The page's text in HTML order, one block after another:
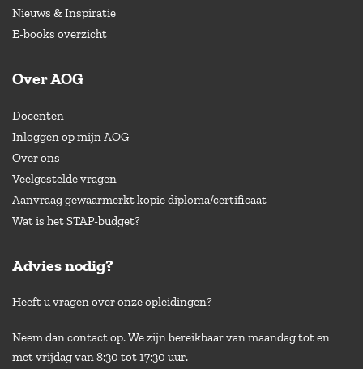
Nieuws & Inspiratie
E-books overzicht
Over AOG
Docenten
Inloggen op mijn AOG
Over ons
Veelgestelde vragen
Aanvraag gewaarmerkt kopie diploma/certificaat
Wat is het STAP-budget?
Advies nodig?
Heeft u vragen over onze opleidingen?
Neem dan contact op. We zijn bereikbaar van maandag tot en
met vrijdag van 8:30 tot 17:30 uur.